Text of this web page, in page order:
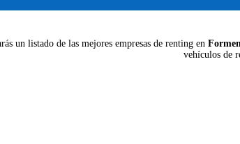
un listado de las mejores empresas de renting en
vehículos de